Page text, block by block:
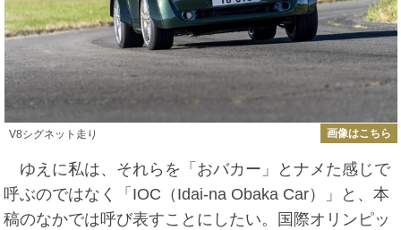
V8シグネット走り 画像はこちら
ゆえに私は、それらを「おバカー」とナメた感じで
呼ぶのではなく「IOC（Idai-na Obaka Car）」と、本
稿のなかでは呼び表すことにしたい。国際オリンピッ